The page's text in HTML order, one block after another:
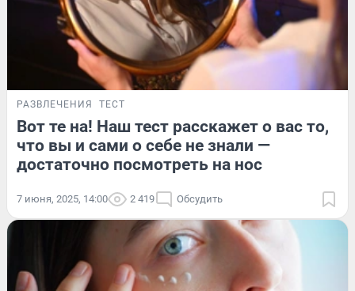
РАЗВЛЕЧЕНИЯ ТЕСТ
Вот те на! Наш тест расскажет о вас то,
что вы и сами о себе не знали —
достаточно посмотреть на нос
7 июня, 2025, 14:00 2 419 Обсудить